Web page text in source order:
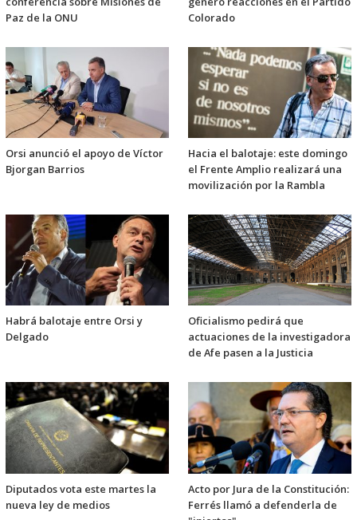
Paz de la ONU
Colorado
Orsi anunció el apoyo de Víctor
Bjorgan Barrios
Hacia el balotaje: este domingo
el Frente Amplio realizará una
movilización por la Rambla
Habrá balotaje entre Orsi y
Delgado
Oficialismo pedirá que
actuaciones de la investigadora
de Afe pasen a la Justicia
Diputados vota este martes la
nueva ley de medios
Acto por Jura de la Constitución:
Ferrés llamó a defenderla de